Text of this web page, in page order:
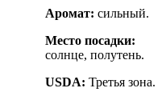
Аромат: сильный.
Место посадки:
солнце, полутень.
USDA: Третья зона.